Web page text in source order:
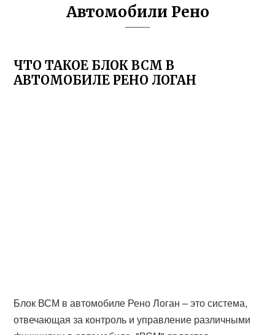
Автомобили Рено
ЧТО ТАКОЕ БЛОК ВСМ В
АВТОМОБИЛЕ РЕНО ЛОГАН
Блок ВСМ в автомобиле Рено Логан – это система,
отвечающая за контроль и управление различными